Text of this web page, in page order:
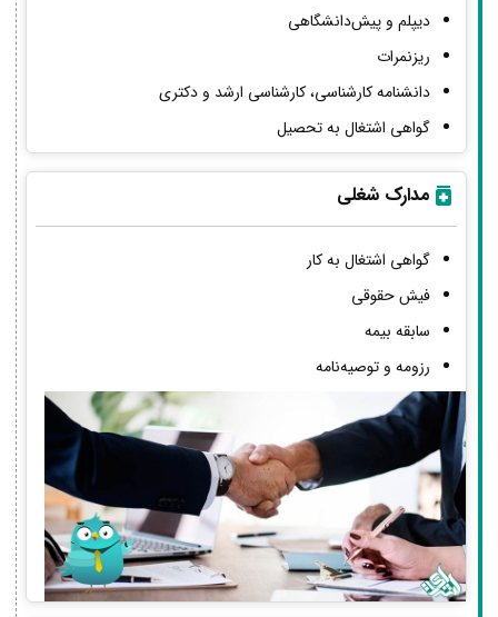
دیپلم و پیش‌دانشگاهی
ریزنمرات
دانشنامه کارشناسی، کارشناسی ارشد و دکتری
گواهی اشتغال به تحصیل
مدارک شغلی
گواهی اشتغال به کار
فیش حقوقی
سابقه بیمه
رزومه و توصیه‌نامه